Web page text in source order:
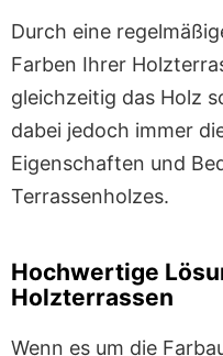
Durch eine
Farben Ihrer
gleichzeitig das Holz
dabei jedoch immer
Eigenschaften und
Terrassenholzes.
Hochwertige
Holzterrassen
Wenn es um die